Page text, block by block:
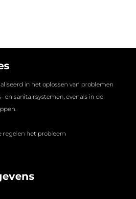
in het oplossen van problemen
en sanitairsystemen, evenals in de
regelen het probleem